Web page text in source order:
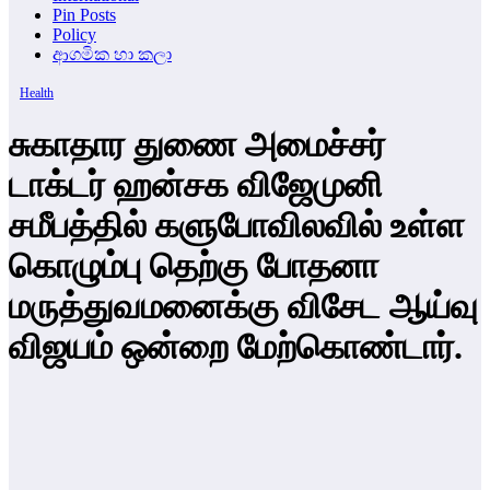
Pin Posts
Policy
ආගමික හා කලා
Health
சுகாதார துணை அமைச்சர்
டாக்டர் ஹன்சக விஜேமுனி
சமீபத்தில் களுபோவிலவில் உள்ள
கொழும்பு தெற்கு போதனா
மருத்துவமனைக்கு விசேட ஆய்வு
விஜயம் ஒன்றை மேற்கொண்டார்.